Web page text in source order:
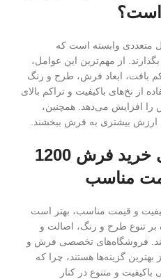
است؟
به عوامل متعددی وابسته است که
از مهم‌ترین این عوامل،
بافت، ابعاد فرش، طرح و رنگ
از نخ‌های باکیفیت و تراکم بالای
افزایش می‌دهد. همچنین،
ارزش بیشتری به فرش ببخشند.
بهترین مکان‌ها برای خرید فرش 1200
مناسب
1200 شانه با کیفیت و قیمت مناسب، بهتر است
بر تنوع طرح و رنگ، اصالت و
فروشگاه‌های تخصصی فرش و
بهترین گزینه‌ها هستند، چرا که
و متنوع در کنار